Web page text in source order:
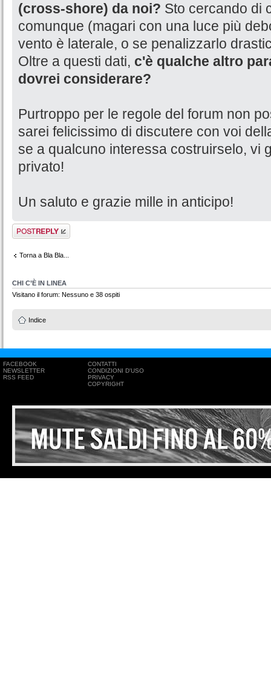
(cross-shore) da noi? Sto cercando di
comunque (magari con una luce più
vento è laterale, o se penalizzarlo
Oltre a questi dati, c'è qualche altro
dovrei considerare?
Purtroppo per le regole del forum non
sarei felicissimo di discutere con voi
se a qualcuno interessa costruirselo, vi
privato!
Un saluto e grazie mille in anticipo!
Rispondi al
messaggio
Torna a Bla Bla...
CHI C’È IN LINEA
Visitano il forum: Nessuno e 38 ospiti
Indice
FACEBOOK
NEWSLETTER
RSS FEED
CONTATTI
CONDIZIONI D'USO
PRIVACY
COPYRIGHT